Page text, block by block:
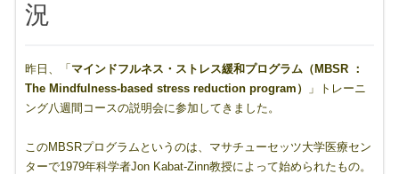
況
昨日、「 マインドフルネス・ストレス緩和プログラム（MBSR ：
The Mindfulness-based stress reduction program）
」トレーニ
ング八週間コースの説明会に参加してきました。
このMBSRプログラムというのは、マサチューセッツ大学医療セン
ターで1979年科学者Jon Kabat-Zinn教授によって始められたもの。